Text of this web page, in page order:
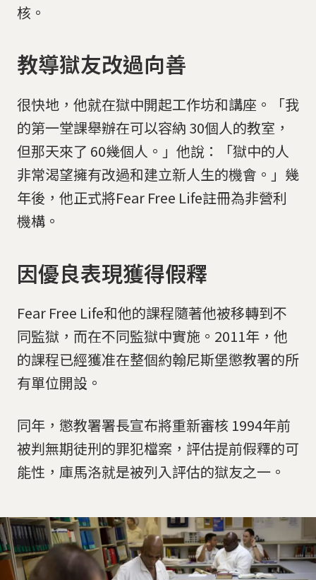
核。
教導獄友改過向善
很快地，他就在獄中開起工作坊和講座。「我
的第一堂課舉辦在可以容納 30個人的教室，
但那天來了 60幾個人。」他說：「獄中的人
非常渴望擁有改過和建立新人生的機會。」幾
年後，他正式將Fear Free Life註冊為非營利
機構。
因優良表現獲得假釋
Fear Free Life和他的課程隨著他被移轉到不
同監獄，而在不同監獄中實施。2011年，他
的課程已經獲准在整個約翰尼斯堡懲教署的所
有單位開設。
同年，懲教署署長宣布將重新審核 1994年前
被判無期徒刑的罪犯檔案，評估提前假釋的可
能性，庫馬洛就是被列入評估的獄友之一。